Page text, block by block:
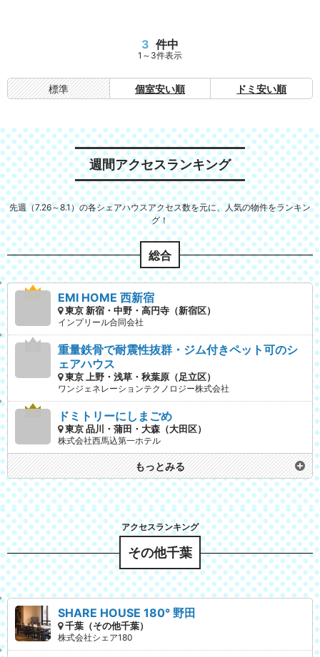
3 件中
1～3件表示
標準 個室安い順 ドミ安い順
週間アクセスランキング
先週（7.26～8.1）の各シェアハウスアクセス数を元に、人気の物件をランキン
グ！
総合
EMI HOME 西新宿
東京 新宿・中野・高円寺（新宿区）
インプリール合同会社
重量鉄骨で耐震性抜群・ジム付きペット可のシ
ェアハウス
東京 上野・浅草・秋葉原（足立区）
ワンジェネレーションテクノロジー株式会社
ドミトリーにしまごめ
東京 品川・蒲田・大森（大田区）
株式会社西馬込第一ホテル
もっとみる
その他千葉
SHARE HOUSE 180° 野田
千葉（その他千葉）
株式会社シェア180